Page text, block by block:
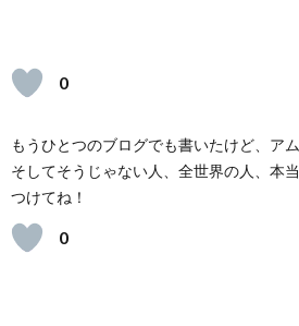
0
もうひとつのブログでも書いたけど、ア
そしてそうじゃない人、全世界の人、本
つけてね！
0